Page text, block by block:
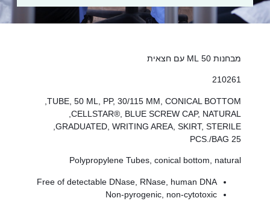
מבחנות 50 ML עם חצאית
210261
TUBE, 50 ML, PP, 30/115 MM, CONICAL BOTTOM,
CELLSTAR®, BLUE SCREW CAP, NATURAL,
GRADUATED, WRITING AREA, SKIRT, STERILE,
25 PCS./BAG
Polypropylene Tubes, conical bottom, natural
Free of detectable DNase, RNase, human DNA
Non-pyrogenic, non-cytotoxic